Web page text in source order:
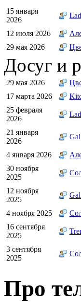
15 января
2026
12 июля 2026
29 мая 2026
Досуг и
29 мая 2026
17 марта 2026
25 февраля
2026
21 января
2026
4 января 2026
30 ноября
2025
12 ноября
2025
4 ноября 2025
16 сентября
2025
3 сентября
2025
Про